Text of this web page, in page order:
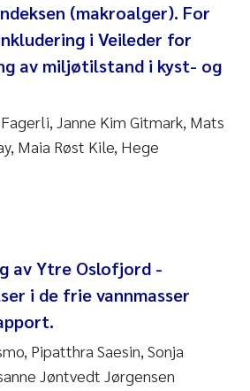
Tartiu
Gomes
Egge
Platjouw
(makroalger). For
i Veileder for
av miljøtilstand i kyst- og
Janne Kim Gitmark, Mats
Maia Røst Kile, Hege
av Ytre Oslofjord -
i de frie vannmasser
Pipatthra Saesin, Sonja
Jøntvedt Jørgensen